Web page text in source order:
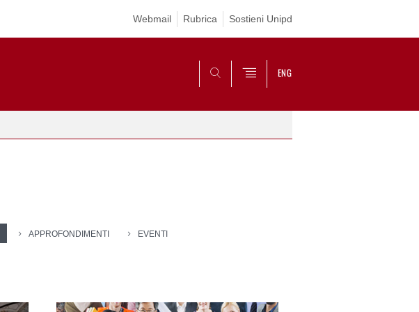
Webmail Rubrica Sostieni Unipd
CERCAENG
APPROFONDIMENTI EVENTI